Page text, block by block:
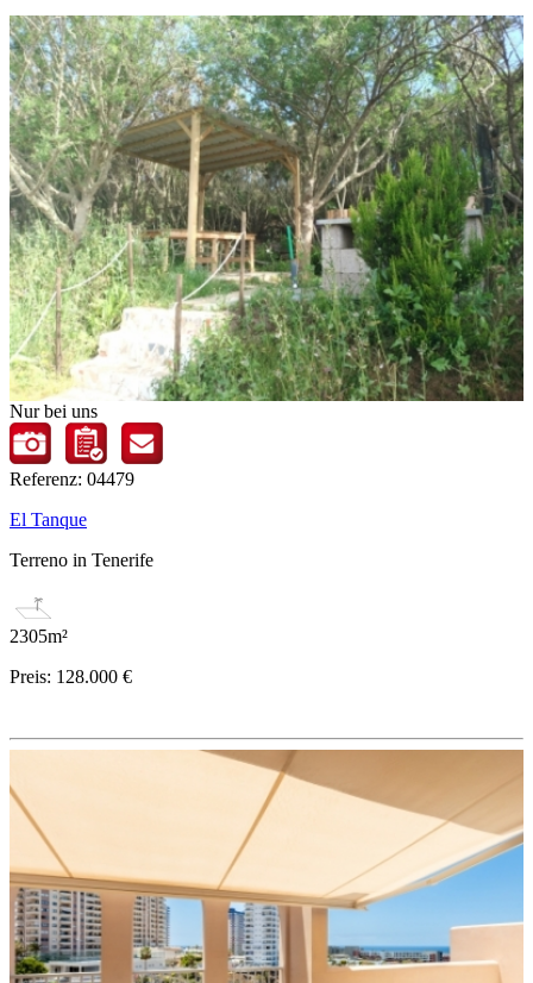
Nur bei uns
Referenz: 04479
El Tanque
Terreno in Tenerife
2305m²
Preis: 128.000 €